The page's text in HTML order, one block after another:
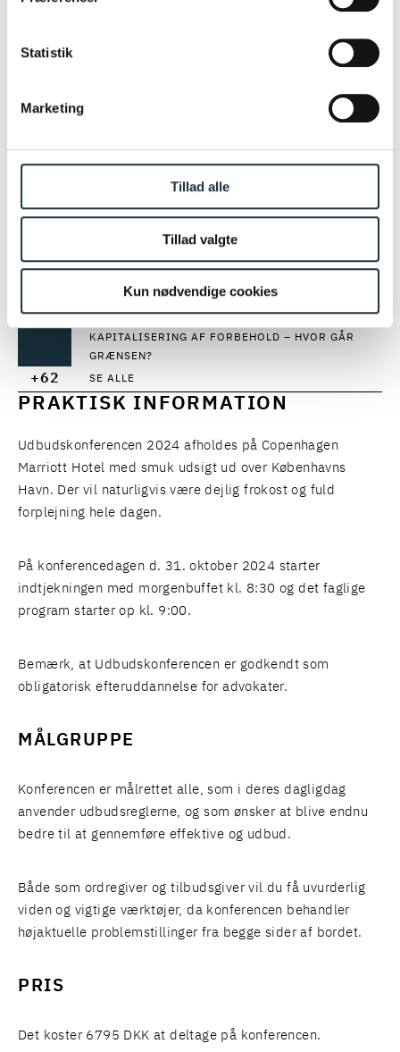
Læs mere om vores behandling af personoplysninger
Statistik
Marketing
Tillad alle
Tillad valgte
Kun nødvendige cookies
investeringsscreeningsloven
FOR GRITH GÅR FORSKNING OG RÅDGIVNING
OPLYSNING OM MANGLENDE
KAPITALISERING AF FORBEHOLD – HVOR GÅR
GRÆNSEN?
+62 SE ALLE
PRAKTISK INFORMATION
Udbudskonferencen 2024 afholdes på Copenhagen
Marriott Hotel med smuk udsigt ud over Københavns
Havn. Der vil naturligvis være dejlig frokost og fuld
forplejning hele dagen.
På konferencedagen d. 31. oktober 2024 starter
indtjekningen med morgenbuffet kl. 8:30 og det faglige
program starter op kl. 9:00.
Bemærk, at Udbudskonferencen er godkendt som
obligatorisk efteruddannelse for advokater.
MÅLGRUPPE
Konferencen er målrettet alle, som i deres dagligdag
anvender udbudsreglerne, og som ønsker at blive endnu
bedre til at gennemføre effektive og udbud.
Både som ordregiver og tilbudsgiver vil du få uvurderlig
viden og vigtige værktøjer, da konferencen behandler
højaktuelle problemstillinger fra begge sider af bordet.
PRIS
Det koster 6795 DKK at deltage på konferencen.